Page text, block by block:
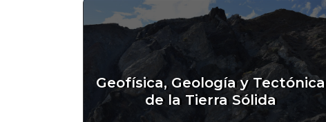
Geofísica, Geología y Tectónica
de la Tierra Sólida